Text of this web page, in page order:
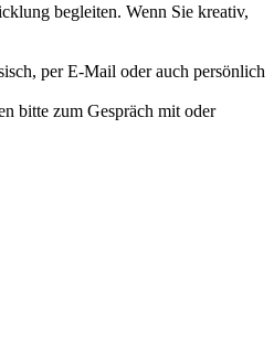
begleiten. Wenn Sie kreativ,
per E-Mail oder auch persönlich
bitte zum Gespräch mit oder